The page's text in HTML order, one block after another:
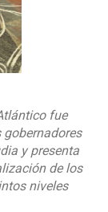
fue
y presenta
de los
niveles